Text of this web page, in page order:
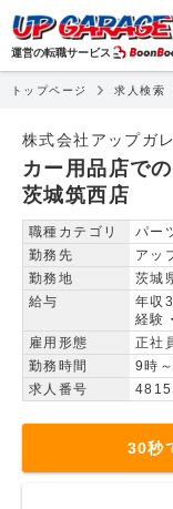
運営の転職サービス
トップページ 求人検索
株式会社アップガ
カー用品店で
茨城筑西店
職種カテゴリ
パー
勤務先
アッ
勤務地
茨城
給与
年収
経験
雇用形態
正社
勤務時間
9時
求人番号
30秒